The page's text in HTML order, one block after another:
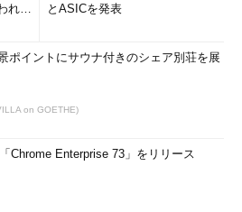
れな
とASICを発表
ポイントにサウナ付きのシェア別荘を展
on GOETHE)
Chrome Enterprise 73」をリリース